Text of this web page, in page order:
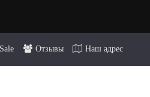
Sale Отзывы Наш адрес